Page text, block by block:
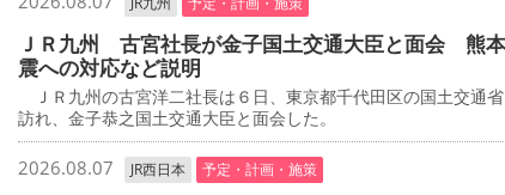
ＪＲ九州 古宮社長が金子国土交通大臣と面会 熊
震への対応など説明
ＪＲ九州の古宮洋二社長は６日、東京都千代田区の国土交通
訪れ、金子恭之国土交通大臣と面会した。
2026.08.07 JR西日本 予定・計画・施策